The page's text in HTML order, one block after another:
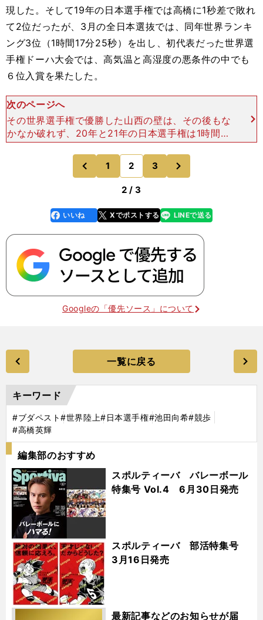
現した。そして19年の日本選手権では高橋に1秒差で敗れ
て2位だったが、3月の全日本選抜では、同年世界ランキ
ング3位（1時間17分25秒）を出し、初代表だった世界選
手権ドーハ大会では、高気温と高湿度の悪条件の中でも
６位入賞を果たした。
次のページへ
その世界選手権で優勝した山西の壁は、その後もな
かなか破れず、20年と21年の日本選手権は1時間17
分台を安定して出すようになってきた山西に対し、
1分以上の差をつけられて2位と3位という結果だっ
た。しか
前
のページへ
1 2 3
2 / 3
faceboo
k
いいね Xでポストする
line LINEで送る
Googleの「優先ソース」について
一覧に戻る
キーワード
#ブダペスト#世界陸上#日本選手権#池田向希#競歩
#高橋英輝
編集部のおすすめ
スポルティーバ バレーボール
特集号 Vol.4 6月30日発売
スポルティーバ 部活特集号
3月16日発売
最新記事などのお知らせが届